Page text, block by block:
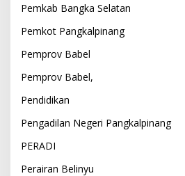
Pemkab Bangka Selatan
Pemkot Pangkalpinang
Pemprov Babel
Pemprov Babel,
Pendidikan
Pengadilan Negeri Pangkalpinang
PERADI
Perairan Belinyu